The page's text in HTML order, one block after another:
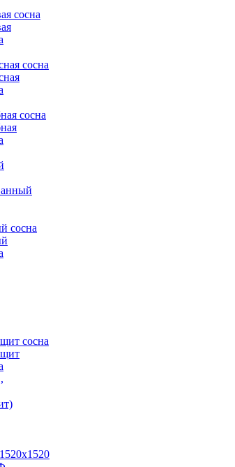
сосна
сосна
сосна
сосна
сосна